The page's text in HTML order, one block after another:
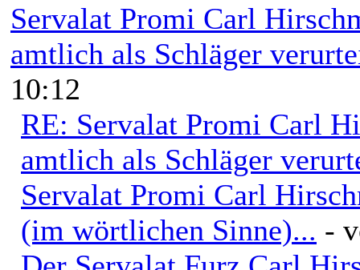
Servalat Promi Carl
amtlich als Schläger
10:12
RE: Servalat Promi Carl
amtlich als Schläger
Servalat Promi Carl
(im wörtlichen Sinne)... -